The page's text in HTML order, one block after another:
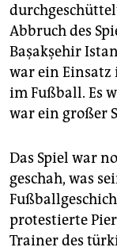
Abbruch des
Başakşehir
war ein Einsatz
im Fußball. Es
war ein großer
Das Spiel war
geschah, was
protestierte
Trainer des